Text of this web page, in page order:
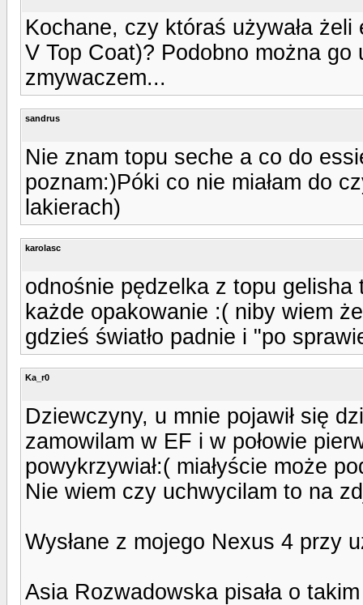
Kochane, czy któraś używała
V Top Coat)? Podobno można go
zmywaczem...
sandrus
Nie znam topu seche a co do
poznam:)Póki co nie miałam do
lakierach)
karolasc
odnośnie pędzelka z topu
każde opakowanie :( niby wiem
gdzieś światło padnie i "po
Ka_r0
Dziewczyny, u mnie pojawił się
zamowilam w EF i w połowie
powykrzywiał:( miałyście może
Nie wiem czy uchwycilam to na
Wysłane z mojego Nexus 4 przy
Asia Rozwadowska pisała o